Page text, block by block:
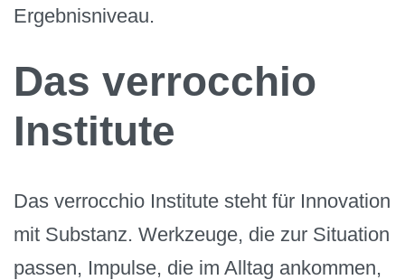
Ergebnisniveau.
Das verrocchio
Institute
Das verrocchio Institute steht für Innovation
mit Substanz. Werkzeuge, die zur Situation
passen, Impulse, die im Alltag ankommen,